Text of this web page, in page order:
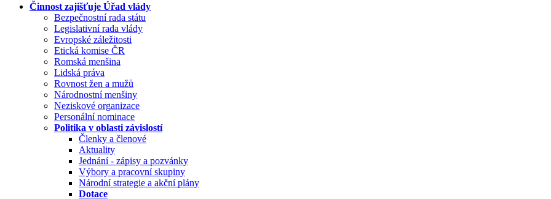
Činnost zajišťuje Úřad vlády
Bezpečnostní rada státu
Legislativní rada vlády
Evropské záležitosti
Etická komise ČR
Romská menšina
Lidská práva
Rovnost žen a mužů
Národnostní menšiny
Neziskové organizace
Personální nominace
Politika v oblasti závislostí
Členky a členové
Aktuality
Jednání - zápisy a pozvánky
Výbory a pracovní skupiny
Národní strategie a akční plány
Dotace